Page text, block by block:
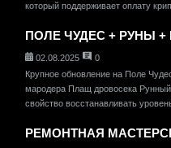
который поддерживает оплату
ПОЛЕ ЧУДЕС + РУНЫ
02.08.2025
0
Крупное обновление на Поле
мародера Плащ дровосека
свойство восстанавливать
РЕМОНТНАЯ